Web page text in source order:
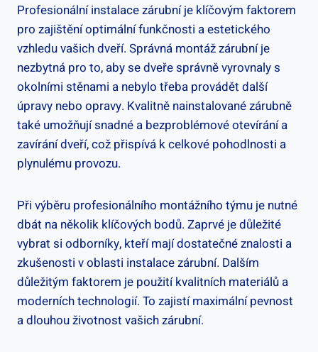
Profesionální instalace zárubní je klíčovým faktorem
pro zajištění optimální funkčnosti a estetického
vzhledu vašich dveří. Správná montáž zárubní je
nezbytná pro to, aby se dveře správně vyrovnaly s
okolními stěnami a nebylo třeba provádět další
úpravy nebo opravy. Kvalitně nainstalované zárubně
také umožňují snadné a bezproblémové otevírání a
zavírání dveří, což přispívá k celkové pohodlnosti a
plynulému provozu.
Při výběru profesionálního montážního týmu je nutné
dbát na několik klíčových bodů. Zaprvé je důležité
vybrat si odborníky, kteří mají dostatečné znalosti a
zkušenosti v oblasti instalace zárubní. Dalším
důležitým faktorem je použití kvalitních materiálů a
moderních technologií. To zajistí maximální pevnost
a dlouhou životnost vašich zárubní.